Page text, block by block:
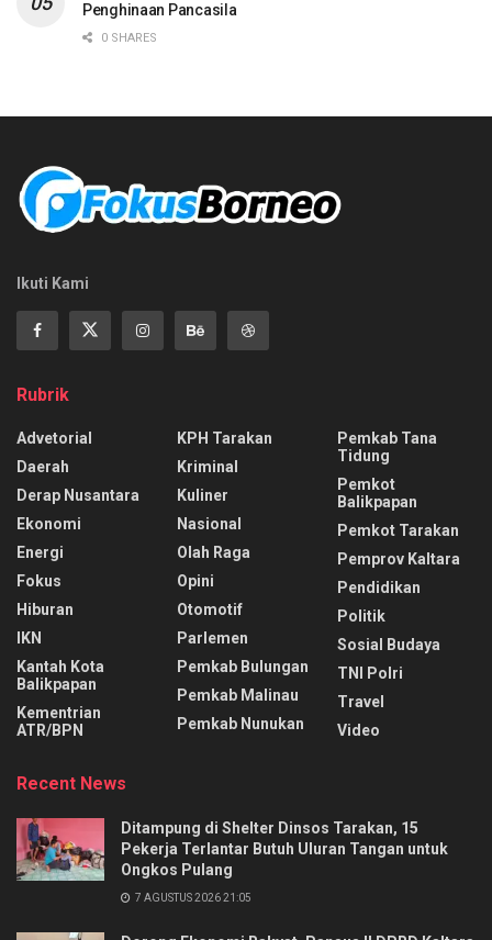
Penghinaan Pancasila
0 SHARES
Ikuti Kami
Rubrik
Advetorial
Daerah
Derap Nusantara
Ekonomi
Energi
Fokus
Hiburan
IKN
Kantah Kota
Balikpapan
Kementrian
ATR/BPN
KPH Tarakan
Kriminal
Kuliner
Nasional
Olah Raga
Opini
Otomotif
Parlemen
Pemkab Bulungan
Pemkab Malinau
Pemkab Nunukan
Pemkab Tana
Tidung
Pemkot
Balikpapan
Pemkot Tarakan
Pemprov Kaltara
Pendidikan
Politik
Sosial Budaya
TNI Polri
Travel
Video
Recent News
Ditampung di Shelter Dinsos Tarakan, 15
Pekerja Terlantar Butuh Uluran Tangan untuk
Ongkos Pulang
7 AGUSTUS 2026 21:05